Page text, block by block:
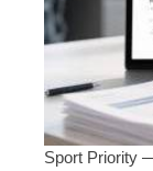
Sport Priority